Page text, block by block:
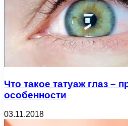
Что такое татуаж глаз –
особенности
03.11.2018